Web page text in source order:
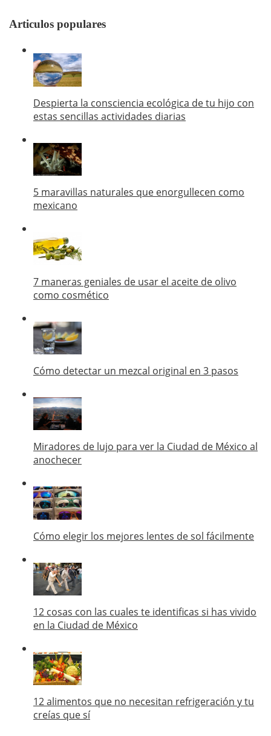
Articulos populares
Despierta la consciencia ecológica de tu hijo con
estas sencillas actividades diarias
5 maravillas naturales que enorgullecen como
mexicano
7 maneras geniales de usar el aceite de olivo
como cosmético
Cómo detectar un mezcal original en 3 pasos
Miradores de lujo para ver la Ciudad de México al
anochecer
Cómo elegir los mejores lentes de sol fácilmente
12 cosas con las cuales te identificas si has vivido
en la Ciudad de México
12 alimentos que no necesitan refrigeración y tu
creías que sí